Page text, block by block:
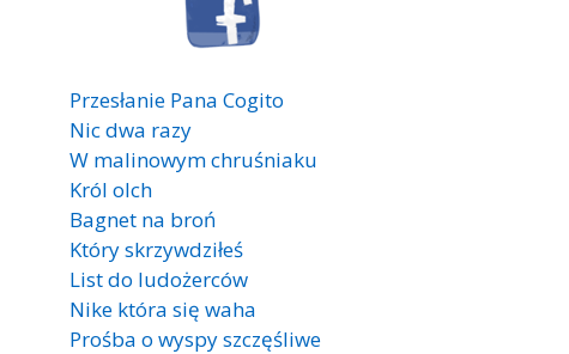
Przesłanie Pana Cogito
Nic dwa razy
W malinowym chruśniaku
Król olch
Bagnet na broń
Który skrzywdziłeś
List do ludożerców
Nike która się waha
Prośba o wyspy szczęśliwe